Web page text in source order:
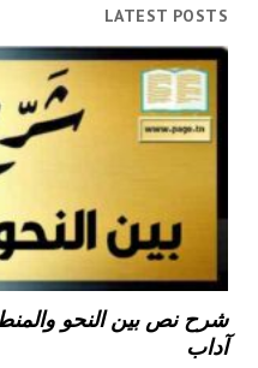
LATEST POSTS
شرح نص بين النحو
آداب